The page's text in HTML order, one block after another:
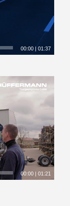
00:00 |01:37
00:00 |01:21